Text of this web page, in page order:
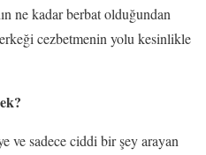
ne kadar berbat olduğundan
cezbetmenin yolu kesinlikle
ve sadece ciddi bir şey arayan